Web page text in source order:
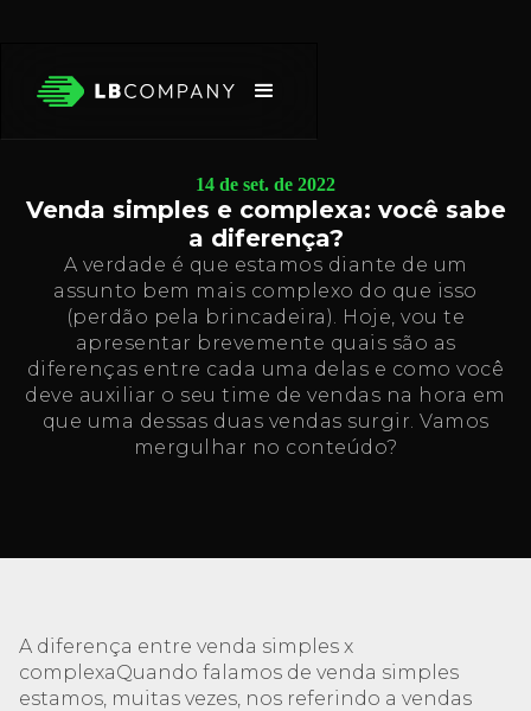
14 de set. de 2022
Venda simples e complexa: você sabe
a diferença?
A verdade é que estamos diante de um
assunto bem mais complexo do que isso
(perdão pela brincadeira). Hoje, vou te
apresentar brevemente quais são as
diferenças entre cada uma delas e como você
deve auxiliar o seu time de vendas na hora em
que uma dessas duas vendas surgir. Vamos
mergulhar no conteúdo?
A diferença entre venda simples x
complexaQuando falamos de venda simples
estamos, muitas vezes, nos referindo a vendas